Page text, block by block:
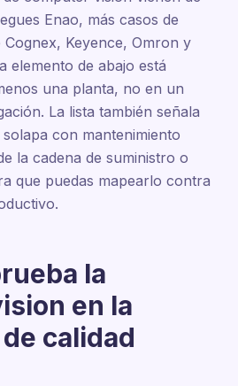
Enao, más casos de
Keyence, Omron y
elemento de abajo está
una planta, no en un
La lista también señala
con mantenimiento
la cadena de suministro o
que puedas mapearlo contra
la
en la
calidad